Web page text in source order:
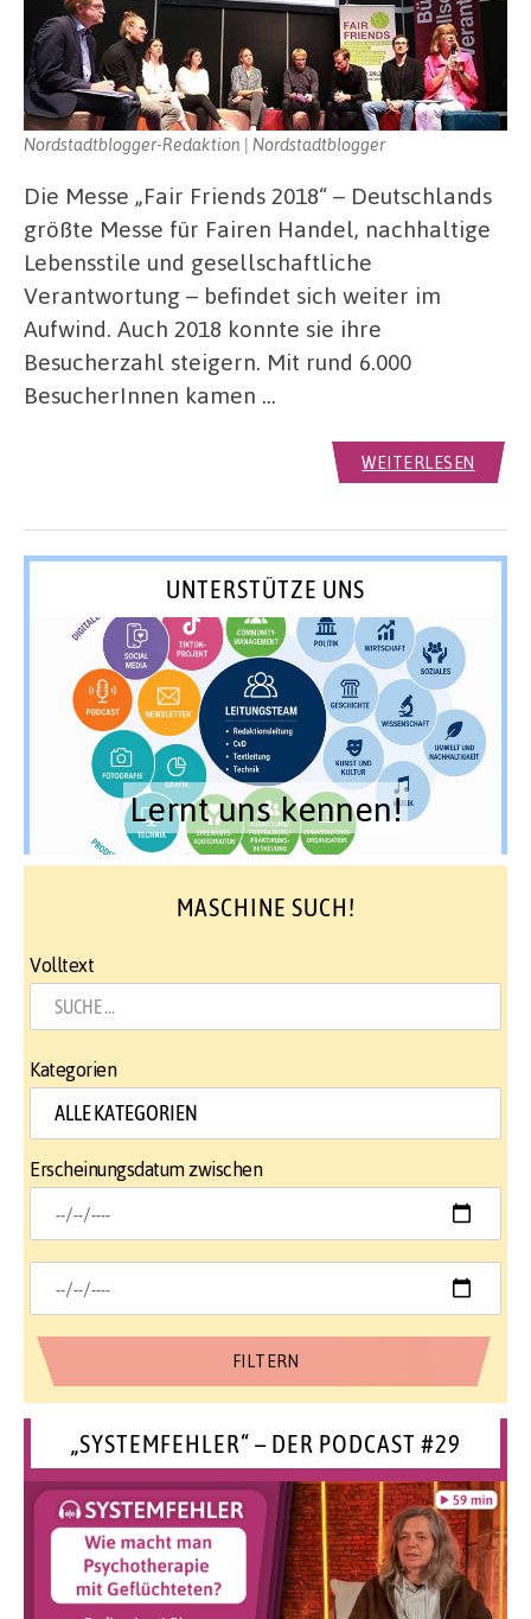
Nordstadtblogger-Redaktion | Nordstadtblogger
Die Messe „Fair Friends 2018“ – Deutschlands
größte Messe für Fairen Handel, nachhaltige
Lebensstile und gesellschaftliche
Verantwortung – befindet sich weiter im
Aufwind. Auch 2018 konnte sie ihre
Besucherzahl steigern. Mit rund 6.000
BesucherInnen kamen …
WEITERLESEN
UNTERSTÜTZE UNS
Lernt uns kennen!
MASCHINE SUCH!
Volltext
Kategorien
Erscheinungsdatum zwischen
„SYSTEMFEHLER“ – DER PODCAST #29